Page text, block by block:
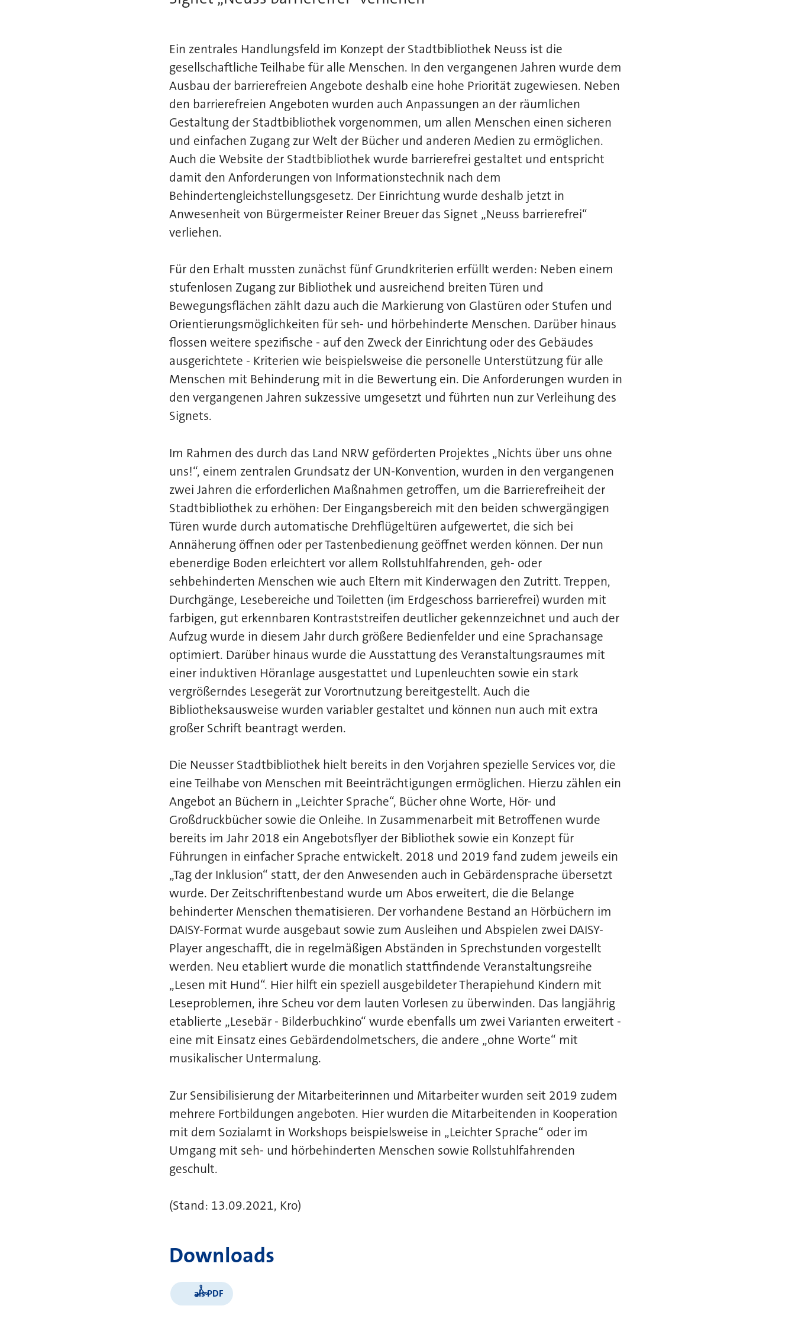
Ein zentrales Handlungsfeld im Konzept der Stadtbibliothek Neuss ist die
gesellschaftliche Teilhabe für alle Menschen. In den vergangenen Jahren wurde dem
Ausbau der barrierefreien Angebote deshalb eine hohe Priorität zugewiesen. Neben
den barrierefreien Angeboten wurden auch Anpassungen an der räumlichen
Gestaltung der Stadtbibliothek vorgenommen, um allen Menschen einen sicheren
und einfachen Zugang zur Welt der Bücher und anderen Medien zu ermöglichen.
Auch die Website der Stadtbibliothek wurde barrierefrei gestaltet und entspricht
damit den Anforderungen von Informationstechnik nach dem
Behindertengleichstellungsgesetz. Der Einrichtung wurde deshalb jetzt in
Anwesenheit von Bürgermeister Reiner Breuer das Signet „Neuss barrierefrei“
verliehen.
Für den Erhalt mussten zunächst fünf Grundkriterien erfüllt werden: Neben einem
stufenlosen Zugang zur Bibliothek und ausreichend breiten Türen und
Bewegungsflächen zählt dazu auch die Markierung von Glastüren oder Stufen und
Orientierungsmöglichkeiten für seh- und hörbehinderte Menschen. Darüber hinaus
flossen weitere spezifische - auf den Zweck der Einrichtung oder des Gebäudes
ausgerichtete - Kriterien wie beispielsweise die personelle Unterstützung für alle
Menschen mit Behinderung mit in die Bewertung ein. Die Anforderungen wurden in
den vergangenen Jahren sukzessive umgesetzt und führten nun zur Verleihung des
Signets.
Im Rahmen des durch das Land NRW geförderten Projektes „Nichts über uns ohne
uns!“, einem zentralen Grundsatz der UN-Konvention, wurden in den vergangenen
zwei Jahren die erforderlichen Maßnahmen getroffen, um die Barrierefreiheit der
Stadtbibliothek zu erhöhen: Der Eingangsbereich mit den beiden schwergängigen
Türen wurde durch automatische Drehflügeltüren aufgewertet, die sich bei
Annäherung öffnen oder per Tastenbedienung geöffnet werden können. Der nun
ebenerdige Boden erleichtert vor allem Rollstuhlfahrenden, geh- oder
sehbehinderten Menschen wie auch Eltern mit Kinderwagen den Zutritt. Treppen,
Durchgänge, Lesebereiche und Toiletten (im Erdgeschoss barrierefrei) wurden mit
farbigen, gut erkennbaren Kontraststreifen deutlicher gekennzeichnet und auch der
Aufzug wurde in diesem Jahr durch größere Bedienfelder und eine Sprachansage
optimiert. Darüber hinaus wurde die Ausstattung des Veranstaltungsraumes mit
einer induktiven Höranlage ausgestattet und Lupenleuchten sowie ein stark
vergrößerndes Lesegerät zur Vorortnutzung bereitgestellt. Auch die
Bibliotheksausweise wurden variabler gestaltet und können nun auch mit extra
großer Schrift beantragt werden.
Die Neusser Stadtbibliothek hielt bereits in den Vorjahren spezielle Services vor, die
eine Teilhabe von Menschen mit Beeinträchtigungen ermöglichen. Hierzu zählen ein
Angebot an Büchern in „Leichter Sprache“, Bücher ohne Worte, Hör- und
Großdruckbücher sowie die Onleihe. In Zusammenarbeit mit Betroffenen wurde
bereits im Jahr 2018 ein Angebotsflyer der Bibliothek sowie ein Konzept für
Führungen in einfacher Sprache entwickelt. 2018 und 2019 fand zudem jeweils ein
„Tag der Inklusion“ statt, der den Anwesenden auch in Gebärdensprache übersetzt
wurde. Der Zeitschriftenbestand wurde um Abos erweitert, die die Belange
behinderter Menschen thematisieren. Der vorhandene Bestand an Hörbüchern im
DAISY-Format wurde ausgebaut sowie zum Ausleihen und Abspielen zwei DAISY-
Player angeschafft, die in regelmäßigen Abständen in Sprechstunden vorgestellt
werden. Neu etabliert wurde die monatlich stattfindende Veranstaltungsreihe
„Lesen mit Hund“. Hier hilft ein speziell ausgebildeter Therapiehund Kindern mit
Leseproblemen, ihre Scheu vor dem lauten Vorlesen zu überwinden. Das langjährig
etablierte „Lesebär - Bilderbuchkino“ wurde ebenfalls um zwei Varianten erweitert -
eine mit Einsatz eines Gebärdendolmetschers, die andere „ohne Worte“ mit
musikalischer Untermalung.
Zur Sensibilisierung der Mitarbeiterinnen und Mitarbeiter wurden seit 2019 zudem
mehrere Fortbildungen angeboten. Hier wurden die Mitarbeitenden in Kooperation
mit dem Sozialamt in Workshops beispielsweise in „Leichter Sprache“ oder im
Umgang mit seh- und hörbehinderten Menschen sowie Rollstuhlfahrenden
geschult.
(Stand: 13.09.2021, Kro)
Downloads
als PDF